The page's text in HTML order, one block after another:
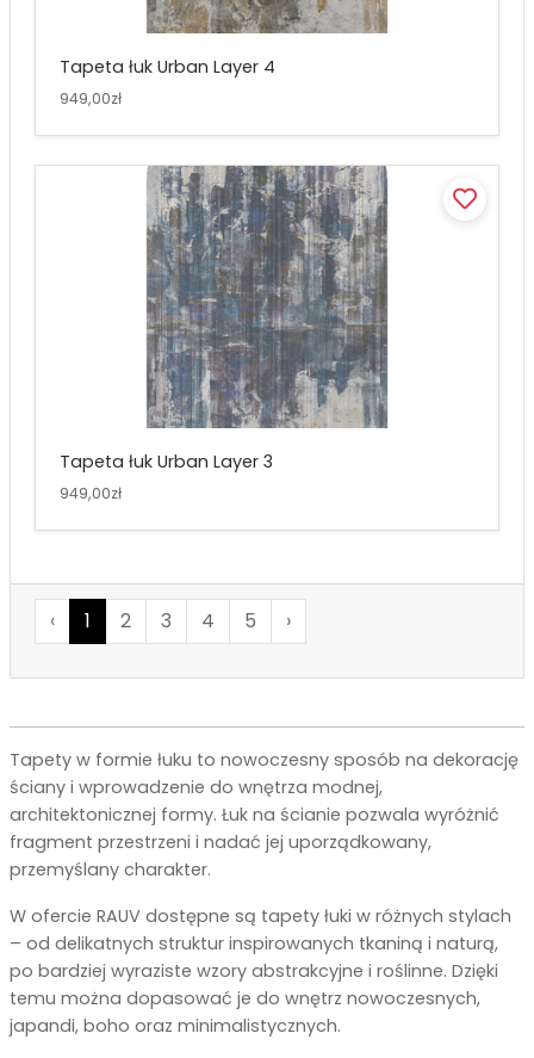
Tapeta łuk Urban Layer 4
949,00zł
Tapeta łuk Urban Layer 3
949,00zł
‹ 1 2 3 4 5 ›
Tapety w formie łuku to nowoczesny sposób na dekorację
ściany i wprowadzenie do wnętrza modnej,
architektonicznej formy. Łuk na ścianie pozwala wyróżnić
fragment przestrzeni i nadać jej uporządkowany,
przemyślany charakter.
W ofercie RAUV dostępne są tapety łuki w różnych stylach
– od delikatnych struktur inspirowanych tkaniną i naturą,
po bardziej wyraziste wzory abstrakcyjne i roślinne. Dzięki
temu można dopasować je do wnętrz nowoczesnych,
japandi, boho oraz minimalistycznych.